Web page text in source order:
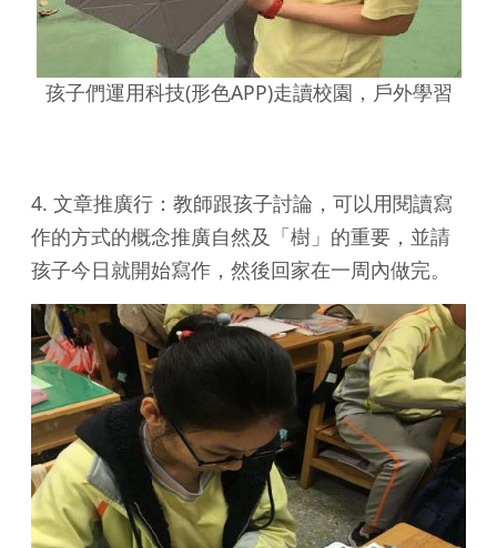
孩子們運用科技(形色APP)走讀校園，戶外學習
4. 文章推廣行：教師跟孩子討論，可以用閱讀寫
作的方式的概念推廣自然及「樹」的重要，並請
孩子今日就開始寫作，然後回家在一周內做完。